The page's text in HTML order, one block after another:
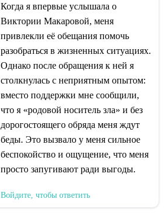
Когда я впервые услышала о
Виктории Макаровой, меня
привлекли её обещания помочь
разобраться в жизненных ситуациях.
Однако после обращения к ней я
столкнулась с неприятным опытом:
вместо поддержки мне сообщили,
что я «родовой носитель зла» и без
дорогостоящего обряда меня ждут
беды. Это вызвало у меня сильное
беспокойство и ощущение, что меня
просто запугивают ради выгоды.
Войдите, чтобы ответить